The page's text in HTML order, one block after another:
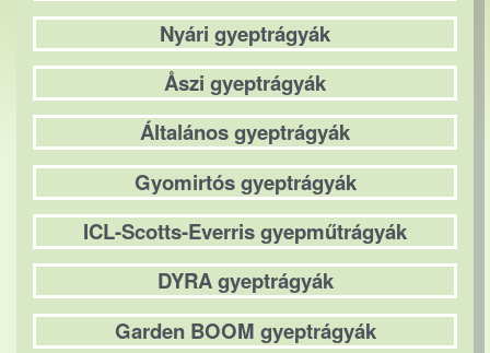
Nyári gyeptrágyák
Åszi gyeptrágyák
Általános gyeptrágyák
Gyomirtós gyeptrágyák
ICL-Scotts-Everris gyepműtrágyák
DYRA gyeptrágyák
Garden BOOM gyeptrágyák